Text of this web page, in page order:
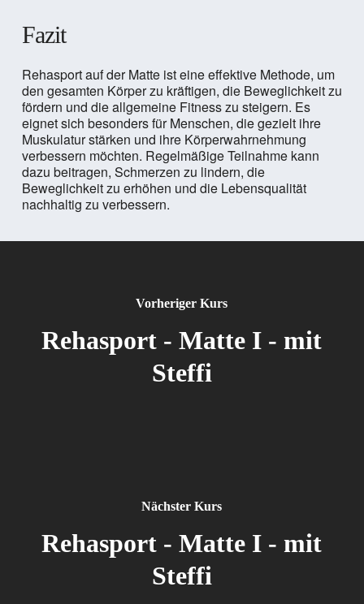
Fazit
Rehasport auf der Matte ist eine effektive Methode, um
den gesamten Körper zu kräftigen, die Beweglichkeit zu
fördern und die allgemeine Fitness zu steigern. Es
eignet sich besonders für Menschen, die gezielt ihre
Muskulatur stärken und ihre Körperwahrnehmung
verbessern möchten. Regelmäßige Teilnahme kann
dazu beitragen, Schmerzen zu lindern, die
Beweglichkeit zu erhöhen und die Lebensqualität
nachhaltig zu verbessern.
Vorheriger Kurs
Rehasport - Matte I - mit
Steffi
Nächster Kurs
Rehasport - Matte I - mit
Steffi